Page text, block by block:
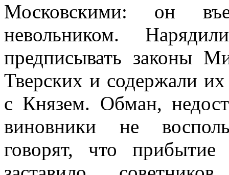
Московскими: он
невольником.
предписывать законы
Тверских и содержали
с Князем. Обман,
виновники не
говорят, что